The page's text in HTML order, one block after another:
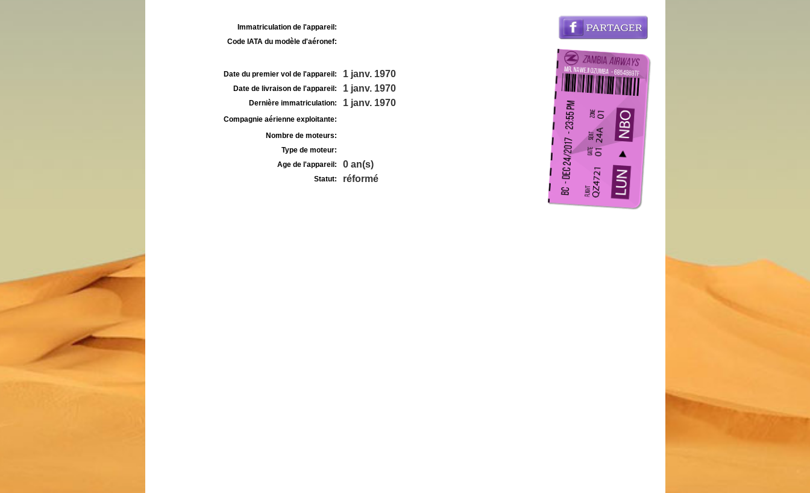
Immatriculation de l'appareil:
Code IATA du modèle d'aéronef:
Date du premier vol de l'appareil: 1 janv. 1970
Date de livraison de l'appareil: 1 janv. 1970
Dernière immatriculation: 1 janv. 1970
Compagnie aérienne exploitante:
Nombre de moteurs:
Type de moteur:
Age de l'appareil:
0 an(s)
Statut: réformé